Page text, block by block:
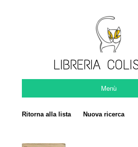
LIBRERIA
Menù
Ritorna alla lista Nuova ricerca